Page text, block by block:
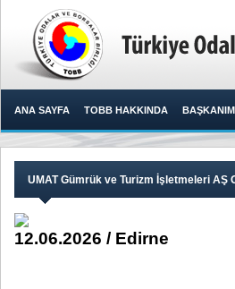
ANA SAYFA TOBB HAKKINDA
UMAT Gümrük ve Turizm İşletmeleri AŞ
12.06.2026 / Edirne